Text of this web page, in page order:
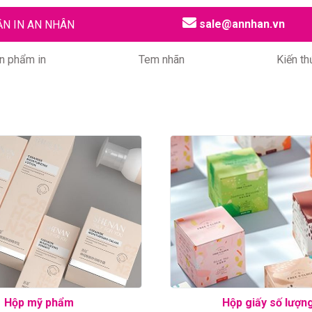
IN AN NHÂN sale@annhan.vn
phẩm in Tem nhãn Kiến
Hộp mỹ phẩm Hộp giấy số